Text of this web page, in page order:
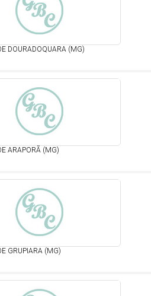
DOURADOQUARA (MG)
ARAPORÃ (MG)
GRUPIARA (MG)